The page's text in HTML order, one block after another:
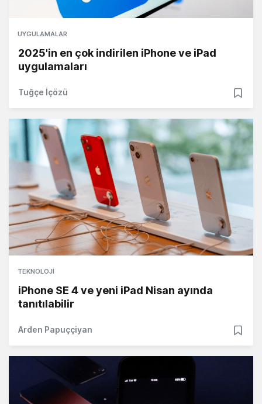
UYGULAMALAR
2025'in en çok indirilen iPhone ve iPad
uygulamaları
Tuğçe İçözü
TEKNOLOJI
iPhone SE 4 ve yeni iPad Nisan ayında
tanıtılabilir
Arden Papuççiyan